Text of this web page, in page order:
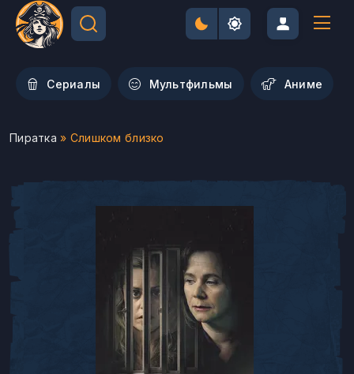
Сериалы Мультфильмы Aниме
Пиратка » Слишком близко